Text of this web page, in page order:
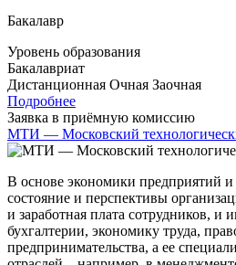
Бакалавр
Уровень образования
Бакалавриат
Дистанционная Очная Заочная
Подробнее
Заявка в приёмную комиссию
МТИ — Московский
В основе экономики предприятий и
состояние и перспективы
и заработная плата сотрудников,
бухгалтерии, экономику труда,
предпринимательства, а ее